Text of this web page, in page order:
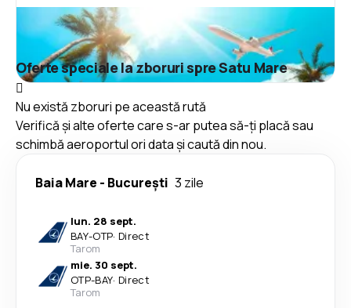
Oferte speciale la zboruri spre Satu Mare
Nu există zboruri pe această rută
Verifică și alte oferte care s-ar putea să-ți placă sau
schimbă aeroportul ori data și caută din nou.
Baia Mare - București 3 zile
lun. 28 sept.
BAY-OTP· Direct
Tarom
mie. 30 sept.
OTP-BAY· Direct
Tarom